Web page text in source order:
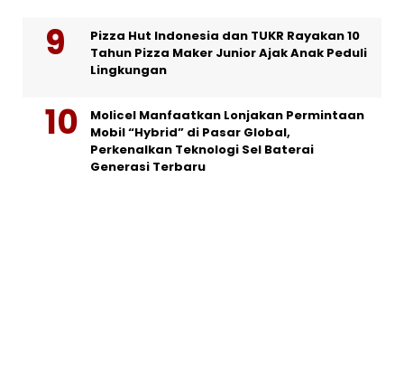
Pizza Hut Indonesia dan TUKR Rayakan 10
Tahun Pizza Maker Junior Ajak Anak Peduli
Lingkungan
Molicel Manfaatkan Lonjakan Permintaan
Mobil “Hybrid” di Pasar Global,
Perkenalkan Teknologi Sel Baterai
Generasi Terbaru